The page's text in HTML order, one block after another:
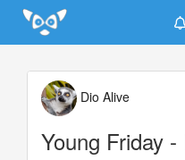
Update cookies preferences
Dio Alive
Young Friday